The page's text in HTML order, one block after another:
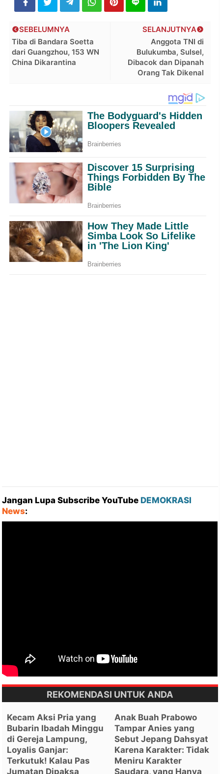
SELANJUTNYA
Anggota TNI di
Bulukumba, Sulsel,
Dibacok dan Dipanah
Orang Tak Dikenal
SEBELUMNYA
Tiba di Bandara Soetta
dari Guangzhou, 153 WN
China Dikarantina
Jangan Lupa Subscribe YouTube DEMOKRASI
News:
REKOMENDASI UNTUK ANDA
Kecam Aksi Pria yang
Bubarin Ibadah Minggu
di Gereja Lampung,
Loyalis Ganjar:
Terkutuk! Kalau Pas
Jumatan Dipaksa
Anak Buah Prabowo
Tampar Anies yang
Sebut Jepang Dahsyat
Karena Karakter: Tidak
Meniru Karakter
Saudara, yang Hanya